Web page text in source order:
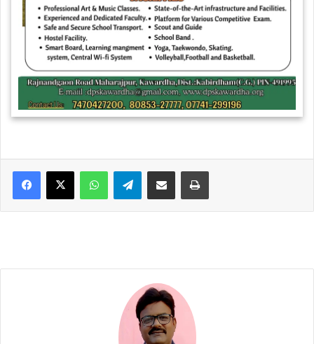
WhatsAppTelegramShare via Email Print